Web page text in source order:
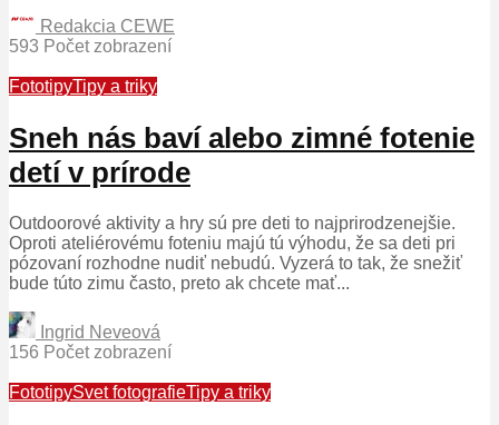
Redakcia CEWE
593 Počet zobrazení
FototipyTipy a triky
Sneh nás baví alebo zimné fotenie
detí v prírode
Outdoorové aktivity a hry sú pre deti to najprirodzenejšie.
Oproti ateliérovému foteniu majú tú výhodu, že sa deti pri
pózovaní rozhodne nudiť nebudú. Vyzerá to tak, že snežiť
bude túto zimu často, preto ak chcete mať...
Ingrid Neveová
156 Počet zobrazení
FototipySvet fotografieTipy a triky